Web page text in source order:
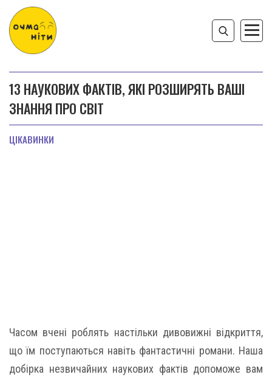
13 НАУКОВИХ ФАКТІВ, ЯКІ РОЗШИРЯТЬ ВАШІ
ЗНАННЯ ПРО СВІТ
ЦІКАВИНКИ
Часом вчені роблять настільки дивовижні відкриття,
що їм поступаються навіть фантастичні романи. Наша
добірка незвичайних наукових фактів допоможе вам